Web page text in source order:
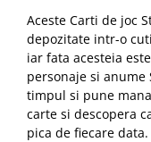
Aceste Carti de joc
depozitate intr-o
iar fata acesteia
personaje si
timpul si pune
carte si descopera
pica de fiecare data.